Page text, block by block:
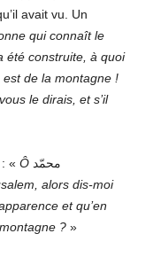
avait vu. Un
qui connaît le
été construite, à quoi
de la montagne !
le dirais, et s’il
« Ô محمّد
alors dis-moi
et qu’en
? »